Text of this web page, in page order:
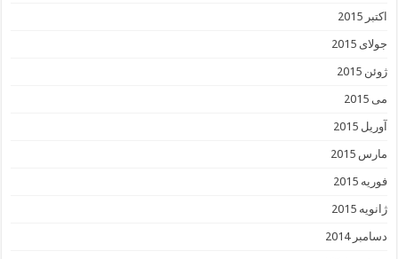
اکتبر 2015
جولای 2015
ژوئن 2015
می 2015
آوریل 2015
مارس 2015
فوریه 2015
ژانویه 2015
دسامبر 2014